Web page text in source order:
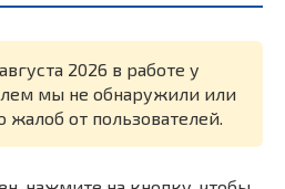
2026 в работе у
мы не обнаружили или
жалоб от пользователей.